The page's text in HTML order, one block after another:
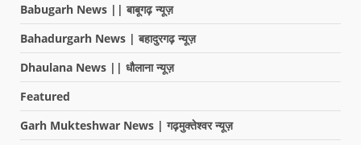
Babugarh News || बाबूगढ़ न्यूज़
Bahadurgarh News | बहादुरगढ़ न्यूज़
Dhaulana News || धौलाना न्यूज़
Featured
Garh Mukteshwar News | गढ़मुक्तेश्वर न्यूज़